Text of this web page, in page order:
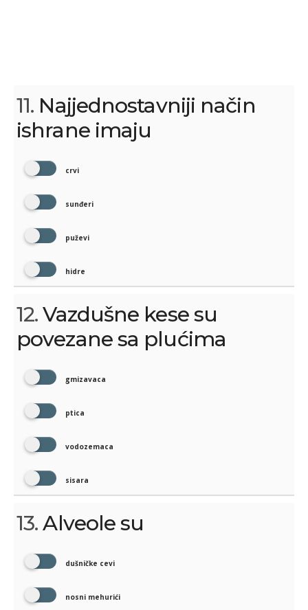
11. Najjednostavniji način
ishrane imaju
crvi
sunđeri
puževi
hidre
12.Vazdušne kese su
povezane sa plućima
gmizavaca
ptica
vodozemaca
sisara
13.Alveole su
dušničke cevi
nosni mehurići